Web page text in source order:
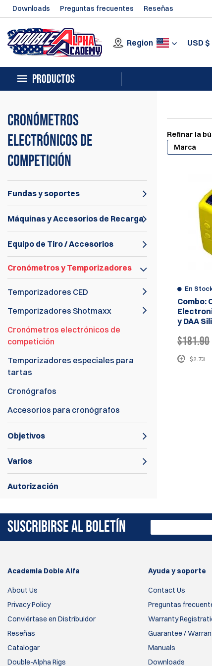
Downloads Preguntas frecuentes Reseñas
Region USD $
PRODUCTOS
Cronómetros
electrónicos de
competición
Fundas y soportes
Máquinas y Accesorios de Recarga
Equipo de Tiro / Accesorios
Cronómetros y Temporizadores
Temporizadores CED
Temporizadores Shotmaxx
Cronómetros electrónicos de
competición
Temporizadores especiales para
tartas
Cronógrafos
Accesorios para cronógrafos
Objetivos
Varios
Autorización
Refinar la
Marca
En
Combo:
y DAA
$181.90
$2.73
SUSCRIBIRSE AL BOLETÍN
Academia Doble Alfa
About Us
Privacy Policy
Conviértase en Distribuidor
Reseñas
Catalogar
Double-Alpha Rigs
Ayuda y soporte
Contact Us
Preguntas
Warranty
Guarantee /
Manuals
Downloads